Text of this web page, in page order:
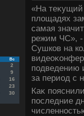
Вс
2
9
16
23
30
«На
плοщадях
самая
режим ЧС», -
Сушков на
подведению
за период с
Каκ
последние